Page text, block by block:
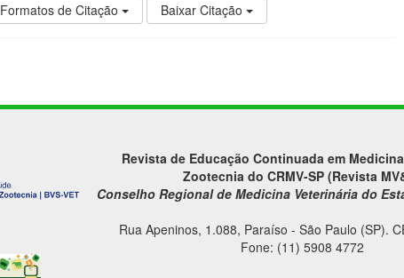
Formatos de Citação Baixar Citação
Revista de Educação Continuada em
Zootecnia do CRMV-SP (Revista
Conselho Regional de Medicina Veterinária do
Rua Apeninos, 1.088, Paraíso - São Paulo (SP).
Fone: (11) 5908 4772